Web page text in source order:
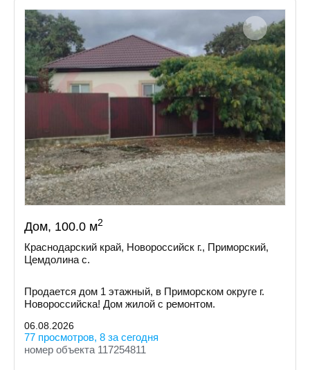
Дом, 100.0 м2
Краснодарский край, Новороссийск г., Приморский,
Цемдолина с.
Продается дом 1 этажный, в Приморском округе г.
Новороссийска! Дом жилой с ремонтом.
06.08.2026
77 просмотров, 8 за сегодня
номер объекта 117254811